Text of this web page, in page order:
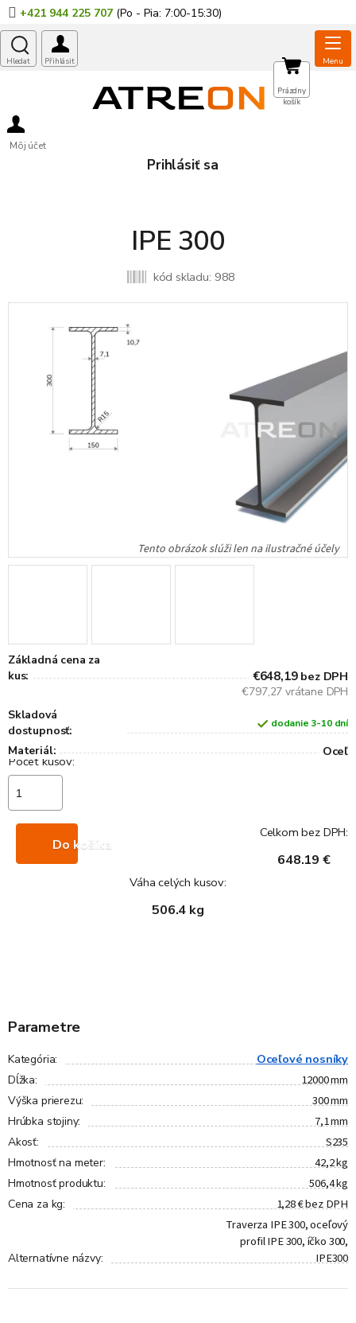
Prejsť
na
obsah
+421 944 225 707
Môj účet
Prihlásiť sa
NÁKUPNÝ
KOŠÍK
Prázdny
košík
IPE 300
kód skladu: 988
Základná cena za
kus:
€648,19 bez DPH
€797,27 vrátane DPH
Skladová
dostupnosť:
dodanie 3-10 dní
Materiál: Oceľ
Do košíka
Váha celých kusov:
506.4 kg
Celkom bez DPH:
648.19 €
Parametre
Kategória: Oceľové nosníky
Dĺžka: 12000 mm
Výška prierezu: 300 mm
Hrúbka stojiny: 7,1 mm
Akosť: S235
Hmotnosť na meter: 42,2 kg
Hmotnosť produktu: 506,4 kg
Cena za kg: 1,28 € bez DPH
Alternatívne názvy:
Traverza IPE 300, oceľový
profil IPE 300, íčko 300,
IPE300